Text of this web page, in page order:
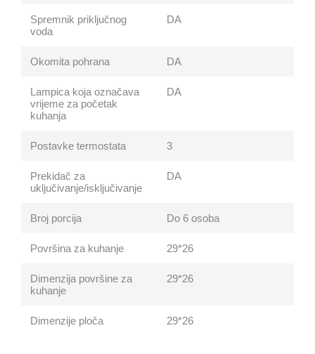
Spremnik priključnog
voda
DA
Okomita pohrana DA
Lampica koja označava
vrijeme za početak
kuhanja
DA
Postavke termostata 3
Prekidač za
uključivanje/isključivanje
DA
Broj porcija Do 6 osoba
Površina za kuhanje 29*26
Dimenzija površine za
kuhanje
29*26
Dimenzije ploča 29*26